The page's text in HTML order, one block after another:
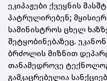
ეკიპაჟები ქვეყნის
პატრულირებენ;
სამინისტროს ცხელ
შეტყობინებაზეც.
ბრძოლის მიზნით
თანამედროვე
გამკაცრებულია